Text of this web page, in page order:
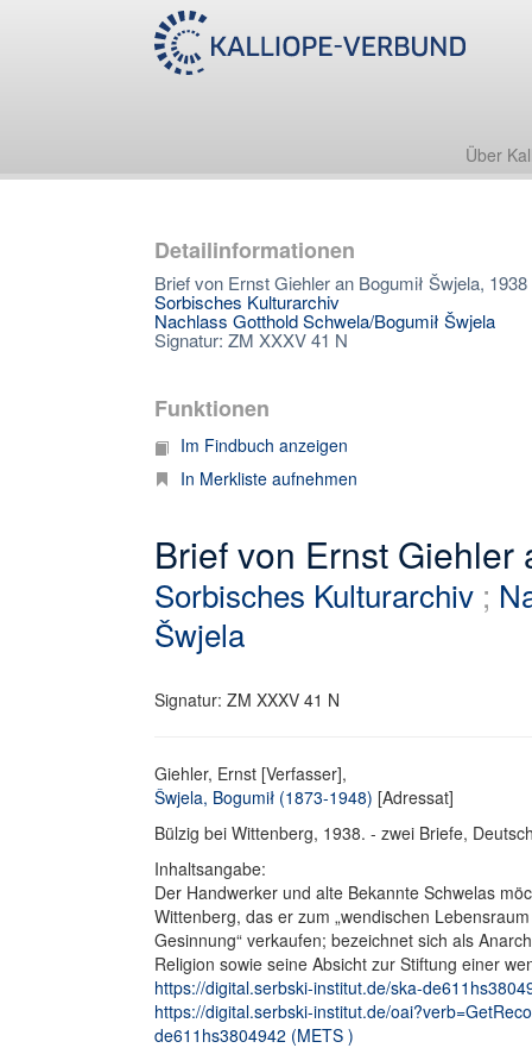
Über
Detailinformationen
Brief von Ernst Giehler an Bogumił Šwjela, 1938
Sorbisches Kulturarchiv
Nachlass Gotthold Schwela/Bogumił Šwjela
Signatur: ZM XXXV 41 N
Funktionen
Im Findbuch anzeigen
In Merkliste aufnehmen
Brief von Ernst Giehler
Sorbisches Kulturarchiv ;
Šwjela
Signatur: ZM XXXV 41 N
Giehler, Ernst [Verfasser],
Šwjela, Bogumił (1873-1948) [Adressat]
Bülzig bei Wittenberg, 1938. - zwei Briefe,
Inhaltsangabe:
Der Handwerker und alte Bekannte Schwelas
Wittenberg, das er zum „wendischen
Gesinnung“ verkaufen; bezeichnet sich als
Religion sowie seine Absicht zur Stiftung einer
https://digital.serbski-institut.de/ska-
https://digital.serbski-institut.de/
de611hs3804942 (METS )